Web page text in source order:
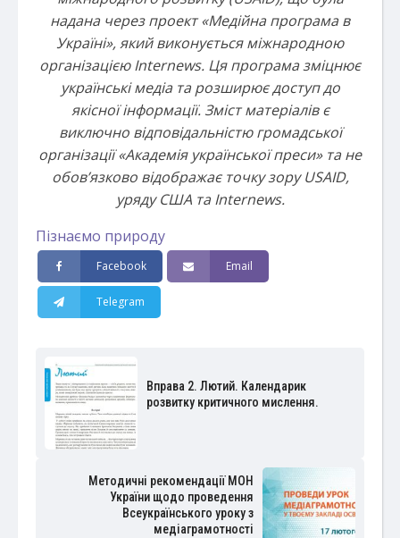
надана через проект «Медійна програма в
Україні», який виконується міжнародною
організацією Internews. Ця програма зміцнює
українські медіа та розширює доступ до
якісної інформації. Зміст матеріалів є
виключно відповідальністю громадської
організації «Академія української преси» та не
обов’язково відображає точку зору USAID,
уряду США та Internews.
Пізнаємо природу
Facebook Email
Telegram
Вправа 2. Лютий. Календарик
розвитку критичного мислення.
Методичні рекомендації МОН
України щодо проведення
Всеукраїнського уроку з
медіаграмотності